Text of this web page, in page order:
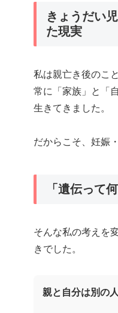
きょうだい
た現実
私は親亡き後のこ
常に「家族」と「
生きてきました。
だからこそ、妊娠
「遺伝って
そんな私の考えを
きでした。
親と自分は別の